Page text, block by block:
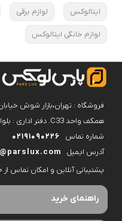
ایتالوکس لوازم برقی
لوازم خانگی ایتالوکس
فروشگاه : تهران،بازار شوش
همکف واحد C33. دفتر اداری : بلوار اندرزگو خیابان سالاری پلاک۶
شماره تماس
02191090226
آدرس ایمیل
پشتیبانی آنلاین و امکان تماس از ۱۰ تا ۱۸
راهنمای خرید